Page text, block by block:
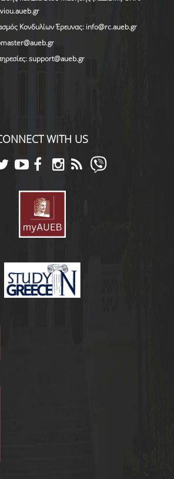
Κονδυλίων Έρευνας: info@rc.aueb.gr
support@aueb.gr
WITH US